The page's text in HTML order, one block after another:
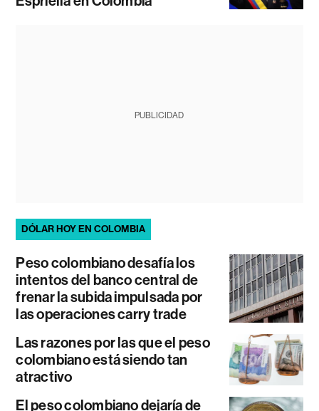
PUBLICIDAD
DÓLAR HOY EN COLOMBIA
Peso colombiano desafía los
intentos del banco central de
frenar la subida impulsada por
las operaciones carry trade
Las razones por las que el peso
colombiano está siendo tan
atractivo
El peso colombiano dejaría de